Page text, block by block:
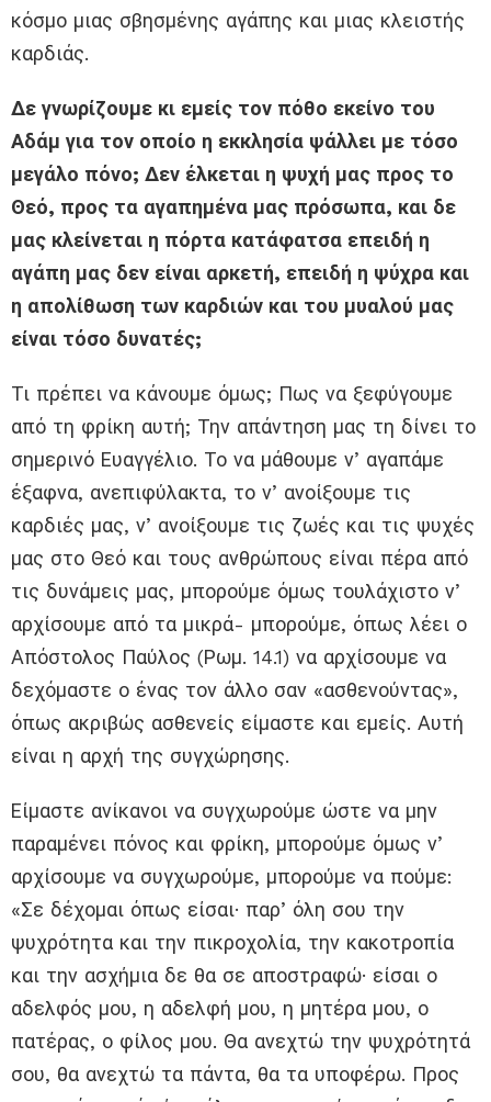
κόσμο μιας σβησμένης αγάπης και μιας κλειστής
καρδιάς.
Δε γνωρίζουμε κι εμείς τον πόθο εκείνο του
Αδάμ για τον οποίο η εκκλησία ψάλλει με τόσο
μεγάλο πόνο; Δεν έλκεται η ψυχή μας προς το
Θεό, προς τα αγαπημένα μας πρόσωπα, και δε
μας κλείνεται η πόρτα κατάφατσα επειδή η
αγάπη μας δεν είναι αρκετή, επειδή η ψύχρα και
η απολίθωση των καρδιών και του μυαλού μας
είναι τόσο δυνατές;
Τι πρέπει να κάνουμε όμως; Πως να ξεφύγουμε
από τη φρίκη αυτή; Την απάντηση μας τη δίνει το
σημερινό Ευαγγέλιο. Το να μάθουμε ν’ αγαπάμε
έξαφνα, ανεπιφύλακτα, το ν’ ανοίξουμε τις
καρδιές μας, ν’ ανοίξουμε τις ζωές και τις ψυχές
μας στο Θεό και τους ανθρώπους είναι πέρα από
τις δυνάμεις μας, μπορούμε όμως τουλάχιστο ν’
αρχίσουμε από τα μικρά- μπορούμε, όπως λέει ο
Απόστολος Παύλος (Ρωμ. 14.1) να αρχίσουμε να
δεχόμαστε ο ένας τον άλλο σαν «ασθενούντας»,
όπως ακριβώς ασθενείς είμαστε και εμείς. Αυτή
είναι η αρχή της συγχώρησης.
Είμαστε ανίκανοι να συγχωρούμε ώστε να μην
παραμένει πόνος και φρίκη, μπορούμε όμως ν’
αρχίσουμε να συγχωρούμε, μπορούμε να πούμε:
«Σε δέχομαι όπως είσαι· παρ’ όλη σου την
ψυχρότητα και την πικροχολία, την κακοτροπία
και την ασχήμια δε θα σε αποστραφώ· είσαι ο
αδελφός μου, η αδελφή μου, η μητέρα μου, ο
πατέρας, ο φίλος μου. Θα ανεχτώ την ψυχρότητά
σου, θα ανεχτώ τα πάντα, θα τα υποφέρω. Προς